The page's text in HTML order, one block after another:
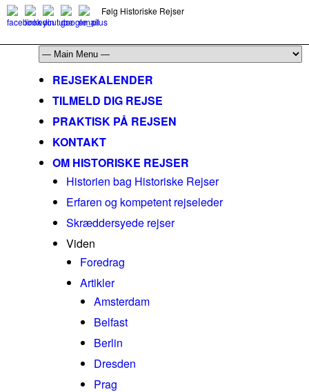
Følg Historiske Rejser
REJSEKALENDER
TILMELD DIG REJSE
PRAKTISK PÅ REJSEN
KONTAKT
OM HISTORISKE REJSER
Historien bag Historiske Rejser
Erfaren og kompetent rejseleder
Skræddersyede rejser
Viden
Foredrag
Artikler
Amsterdam
Belfast
Berlin
Dresden
Prag